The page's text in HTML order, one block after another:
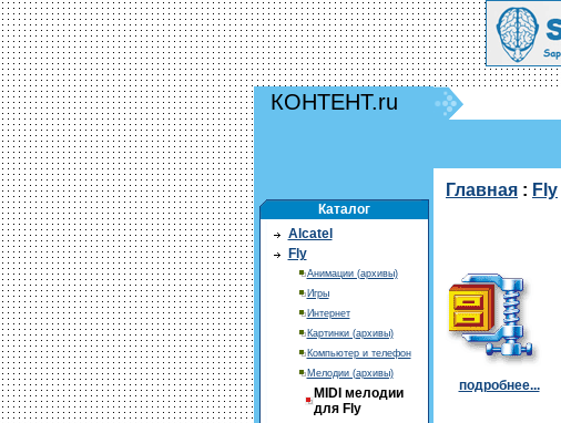
КОНТЕНТ.ru
Каталог
Alcatel
Fly
Анимации (архивы)
Игры
Интернет
Картинки (архивы)
Компьютер и телефон
Мелодии (архивы)
MIDI мелодии
для Fly
Главная : Fly
подробнее...